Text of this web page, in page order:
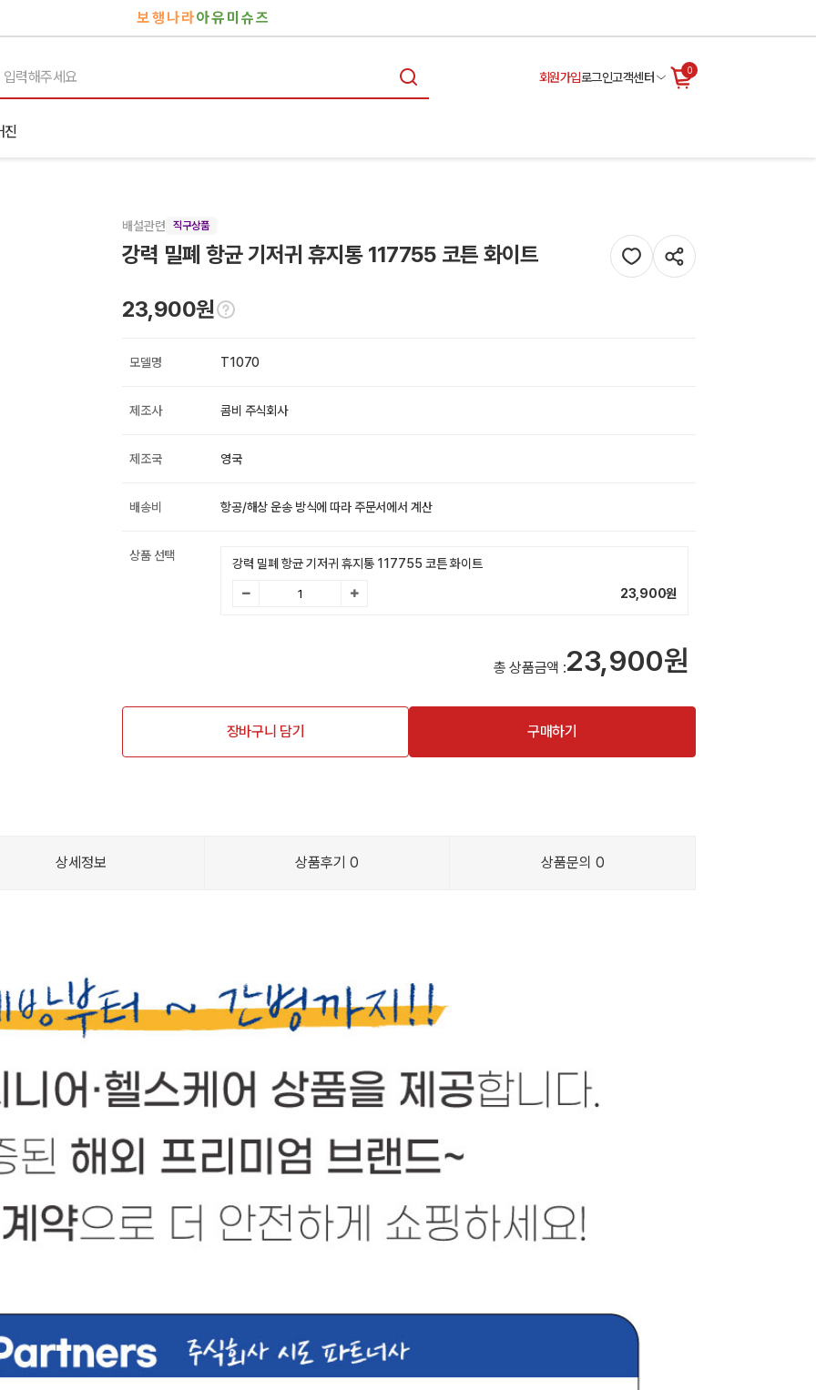
보행나라아유미슈즈
회원가입로그인고객센터 0
진
배설관련 직구상품
강력 밀폐 항균 기저귀 휴지통 117755 코튼 화이트
23,900원
모델명 T1070
제조사 콤비 주식회사
제조국 영국
배송비 항공/해상 운송 방식에 따라 주문서에서 계산
상품 선택
강력 밀폐 항균 기저귀 휴지통 117755 코튼 화이트
23,900원
총 상품금액 :23,900원
장바구니 담기 구매하기
상세정보 상품후기 0 상품문의 0